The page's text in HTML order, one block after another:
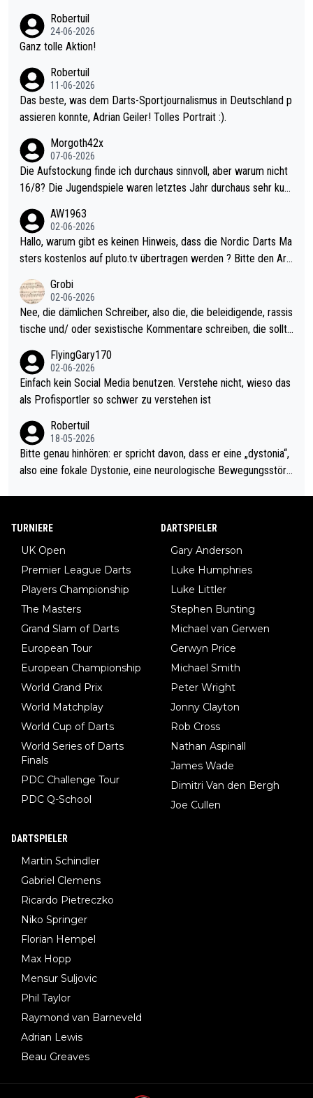
mal 40+ erst recht. Da gewinnst keinen Blumentopf - ist ja noc
h krasser wie ein Pokalspiel eines Kreisligisten vs einem Bund
Robertuil
24-06-2026
Ganz tolle Aktion!
Robertuil
11-06-2026
Das beste, was dem Darts-Sportjournalismus in Deutschland p
assieren konnte, Adrian Geiler! Tolles Portrait :).
Morgoth42x
07-06-2026
Die Aufstockung finde ich durchaus sinnvoll, aber warum nicht
16/8? Die Jugendspiele waren letztes Jahr durchaus sehr kurz
Allerdings ist Mitchell Lawrie als Nummer 1 der Welt eh qualifi
ziert. Somit ändert die automatische Qualifikation des Weltmei
sters erstmal nichts. Ich denke sie wollen damit für nächstes J
ohl wenig WDF Turniere spielen. Dies war bei Archie Self letzt
es Jahr der Fall. Er musste als amtierender Weltmeister durch
den Qualifier und ich glaube kaum, dass Mitchel sich das (in Ve
gas) antun würde, wenn er doch eigentlich die PDC-WM als Zi
el hat.
AW1963
02-06-2026
Hallo, warum gibt es keinen Hinweis, dass die Nordic Darts Ma
sters kostenlos auf pluto.tv übertragen werden ? Bitte den Arti
Grobi
02-06-2026
Nee, die dämlichen Schreiber, also die, die beleidigende, rassis
tische und/ oder sexistische Kommentare schreiben, die sollte
s Leben in den Griff kriegen. Nur eins wundert mich: Luke Little
r war doch neulich erst derjenige, der über Social Media GvV p
rovoziert hat. Und Littlers Mutter schießt öfters mal gegen Ric
FlyingGary170
02-06-2026
Einfach kein Social Media benutzen. Verstehe nicht, wieso das
als Profisportler so schwer zu verstehen ist
Robertuil
18-05-2026
Bitte genau hinhören: er spricht davon, dass er eine „dystonia“,
also eine fokale Dystonie, eine neurologische Bewegungsstöru
diese könnten teils wirksam behandelt werden! Dafür müsste
man nur zum Neurologen und nicht zum Mentaltrainer gehen…
TURNIERE
UK Open
Premier League Darts
Players Championship
The Masters
Grand Slam of Darts
European Tour
European Championship
World Grand Prix
World Matchplay
World Cup of Darts
World Series of Darts
Finals
PDC Challenge Tour
PDC Q-School
DARTSPIELER
Gary Anderson
Luke Humphries
Luke Littler
Stephen Bunting
Michael van Gerwen
Gerwyn Price
Michael Smith
Peter Wright
Jonny Clayton
Rob Cross
Nathan Aspinall
James Wade
Dimitri Van den Bergh
Joe Cullen
DARTSPIELER
Martin Schindler
Gabriel Clemens
Ricardo Pietreczko
Niko Springer
Florian Hempel
Max Hopp
Mensur Suljovic
Phil Taylor
Raymond van Barneveld
Adrian Lewis
Beau Greaves